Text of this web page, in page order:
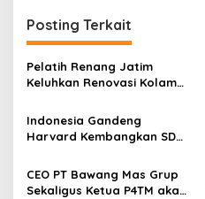
g
a
s
p
o
s
Posting Terkait
Pelatih Renang Jatim
Keluhkan Renovasi Kolam
Persiapan Menuju PON 2028
Terganggu
Indonesia Gandeng
Harvard Kembangkan SDM
Dunia
CEO PT Bawang Mas Grup
Sekaligus Ketua P4TM akan